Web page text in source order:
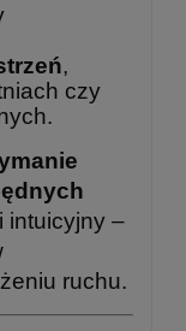
,
czy
intuicyjny –
ruchu.